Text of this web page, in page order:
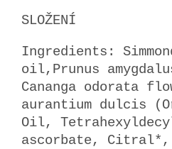
SLOŽENÍ
Ingredients:
oil,Prunus
Cananga odorata
aurantium dulcis
Oil,
ascorbate, Citral*,